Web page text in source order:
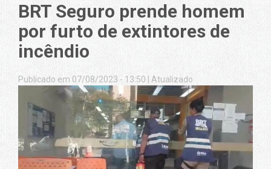
BRT Seguro prende homem
por furto de extintores de
incêndio
Publicado em 07/08/2023 - 13:50 Atualizado